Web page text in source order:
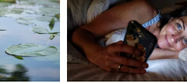
पार्टी छोड़ चुके हैं या BJP में शामिल
हरभजन सिंह, स्वाति मालीवाल, राजेंद्र
रहे हैं। अगर यह विलय औपचारिक